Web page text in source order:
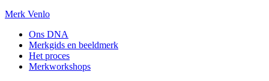
Merk Venlo
Ons DNA
Merkgids en beeldmerk
Het proces
Merkworkshops